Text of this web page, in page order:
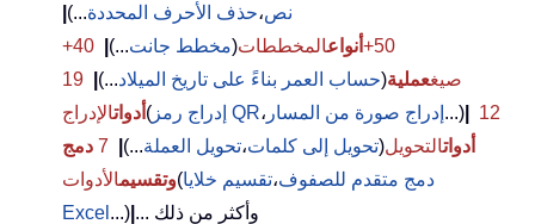
نص،حذف الأحرف المحددة...)
50+
أنواعالمخططات(مخطط جانت...)
40+
صيغعملية(حساب العمر بناءً على تاريخ الميلاد...)
19
أدواتالإدراج ( إدراج رمز QR، إدراج صورة من المسار ...)
12
أدواتالتحويل(تحويل إلى كلمات،تحويل العملة...)
7 دمج
وتقسيمالأدوات ( دمج متقدم للصفوف،تقسيم خلايا
Excel ...) ... وأكثر من ذلك